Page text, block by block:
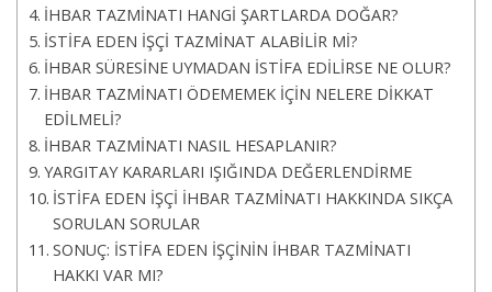
İHBAR TAZMİNATI HANGİ ŞARTLARDA DOĞAR?
İSTİFA EDEN İŞÇİ TAZMİNAT ALABİLİR Mİ?
İHBAR SÜRESİNE UYMADAN İSTİFA EDİLİRSE NE OLUR?
İHBAR TAZMİNATI ÖDEMEMEK İÇİN NELERE DİKKAT
EDİLMELİ?
İHBAR TAZMİNATI NASIL HESAPLANIR?
YARGITAY KARARLARI IŞIĞINDA DEĞERLENDİRME
İSTİFA EDEN İŞÇİ İHBAR TAZMİNATI HAKKINDA SIKÇA
SORULAN SORULAR
SONUÇ: İSTİFA EDEN İŞÇİNİN İHBAR TAZMİNATI
HAKKI VAR MI?